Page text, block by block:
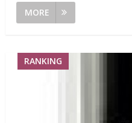
MORE
RANKING